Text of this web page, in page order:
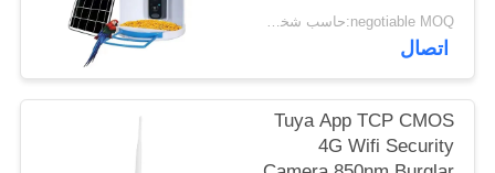
الهاتف المحمول في
الوقت المناسب
negotiable MOQ:حاسب شخصي 1
اتصال
Tuya App TCP CMOS
4G Wifi Security